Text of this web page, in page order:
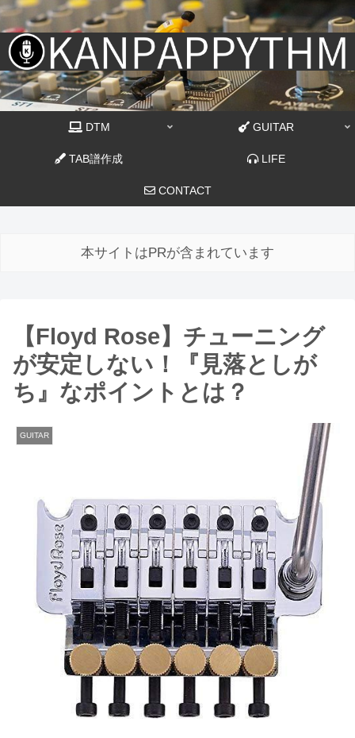
DTM GUITAR
TAB譜作成 LIFE
CONTACT
本サイトはPRが含まれています
【Floyd Rose】チューニング
が安定しない！『見落としが
ち』なポイントとは？
GUITAR